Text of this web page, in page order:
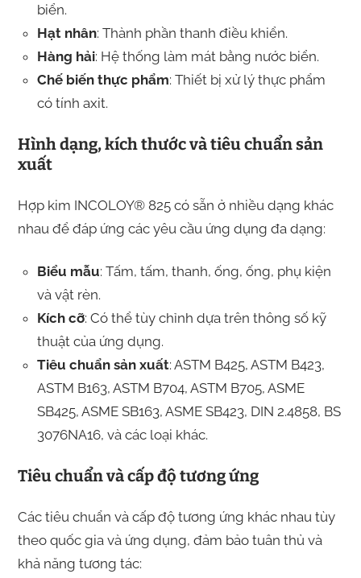
biển.
Hạt nhân: Thành phần thanh điều khiển.
Hàng hải: Hệ thống làm mát bằng nước biển.
Chế biến thực phẩm: Thiết bị xử lý thực phẩm
có tính axit.
Hình dạng, kích thước và tiêu chuẩn sản
xuất
Hợp kim INCOLOY® 825 có sẵn ở nhiều dạng khác
nhau để đáp ứng các yêu cầu ứng dụng đa dạng:
Biểu mẫu: Tấm, tấm, thanh, ống, ống, phụ kiện
và vật rèn.
Kích cỡ: Có thể tùy chỉnh dựa trên thông số kỹ
thuật của ứng dụng.
Tiêu chuẩn sản xuất: ASTM B425, ASTM B423,
ASTM B163, ASTM B704, ASTM B705, ASME
SB425, ASME SB163, ASME SB423, DIN 2.4858, BS
3076NA16, và các loại khác.
Tiêu chuẩn và cấp độ tương ứng
Các tiêu chuẩn và cấp độ tương ứng khác nhau tùy
theo quốc gia và ứng dụng, đảm bảo tuân thủ và
khả năng tương tác: